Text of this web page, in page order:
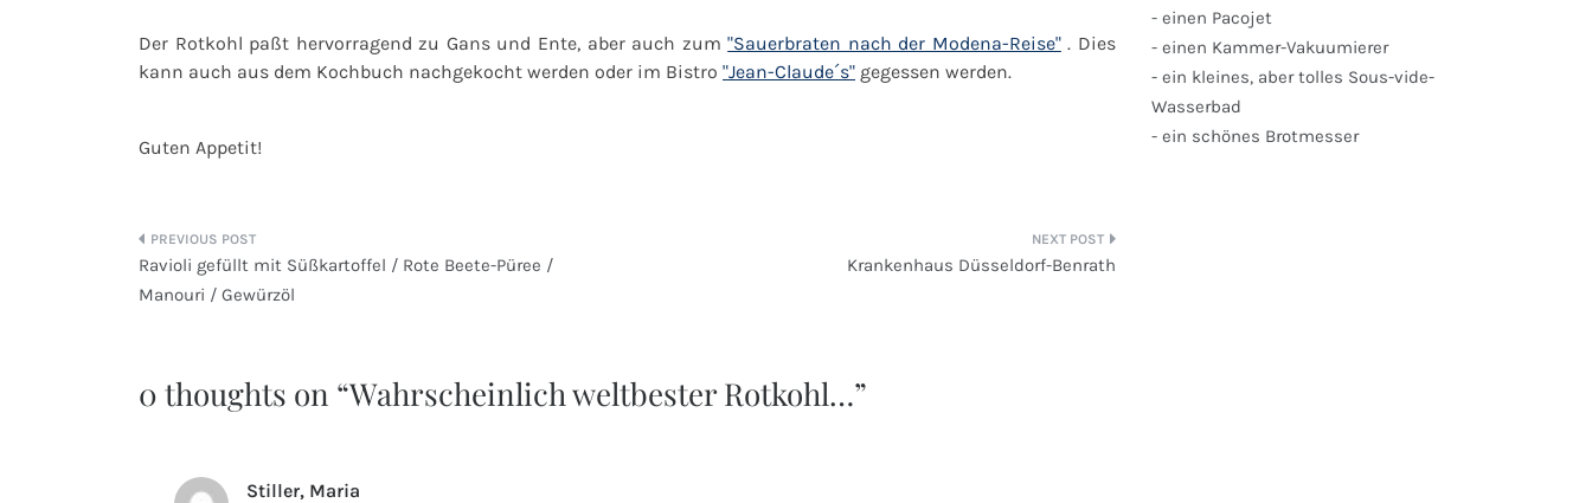
Der Rotkohl paßt hervorragend zu Gans und Ente, aber auch zum"Sauerbraten nach der Modena-Reise". Dies
kann auch aus dem Kochbuch nachgekocht werden oder im Bistro "Jean-Claude´s" gegessen werden.
Guten Appetit!
Beitragsnavigation
Ravioli gefüllt mit Süßkartoffel / Rote Beete-Püree /
Manouri / Gewürzöl
Krankenhaus Düsseldorf-Benrath
0 thoughts on “Wahrscheinlich weltbester Rotkohl…”
Stiller, Maria
- einen Pacojet
- einen Kammer-Vakuumierer
- ein kleines, aber tolles Sous-vide-
Wasserbad
- ein schönes Brotmesser